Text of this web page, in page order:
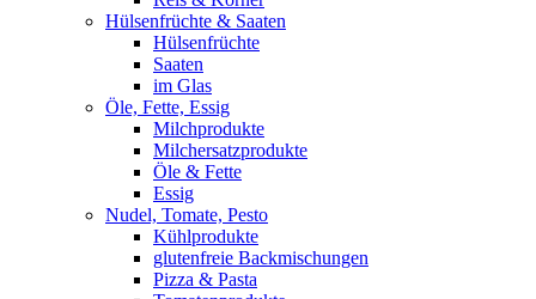
Hülsenfrüchte & Saaten
Hülsenfrüchte
Saaten
im Glas
Öle, Fette, Essig
Milchprodukte
Milchersatzprodukte
Öle & Fette
Essig
Nudel, Tomate, Pesto
Kühlprodukte
glutenfreie Backmischungen
Pizza & Pasta